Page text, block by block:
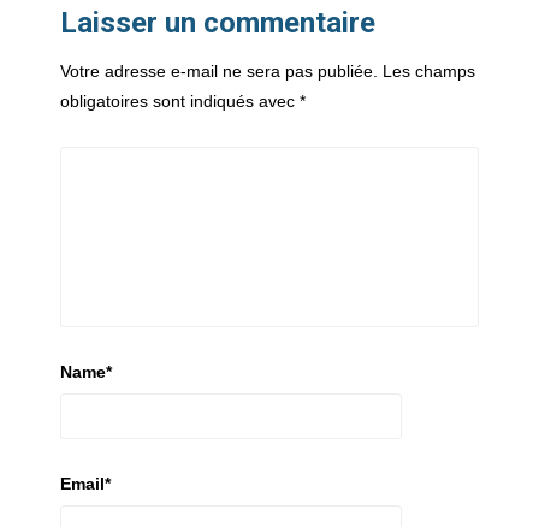
Laisser un commentaire
Votre adresse e-mail ne sera pas publiée. Les champs
obligatoires sont indiqués avec *
Name*
Email*